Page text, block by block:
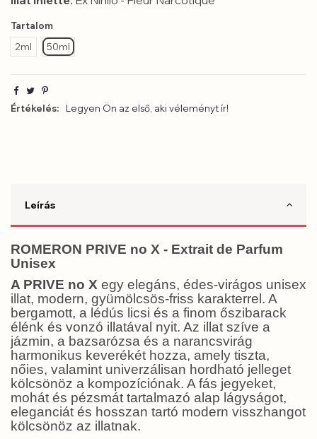
Tartalom
2ml
50ml
Értékelés: Legyen Ön az első, aki véleményt ír!
Leírás
ROMERON PRIVE no X - Extrait de Parfum
Unisex
A PRIVE no X egy elegáns, édes-virágos unisex
illat, modern, gyümölcsös-friss karakterrel. A
bergamott, a lédús licsi és a finom őszibarack
élénk és vonzó illatával nyit. Az illat szíve a
jázmin, a bazsarózsa és a narancsvirág
harmonikus keverékét hozza, amely tiszta,
nőies, valamint univerzálisan hordható jelleget
kölcsönöz a kompozíciónak. A fás jegyeket,
mohát és pézsmát tartalmazó alap lágyságot,
eleganciát és hosszan tartó modern visszhangot
kölcsönöz az illatnak.